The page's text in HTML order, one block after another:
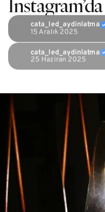
cata_led_aydinlatma
15 Aralık 2025
cata_led_aydinlatma
25 Haziran 2025